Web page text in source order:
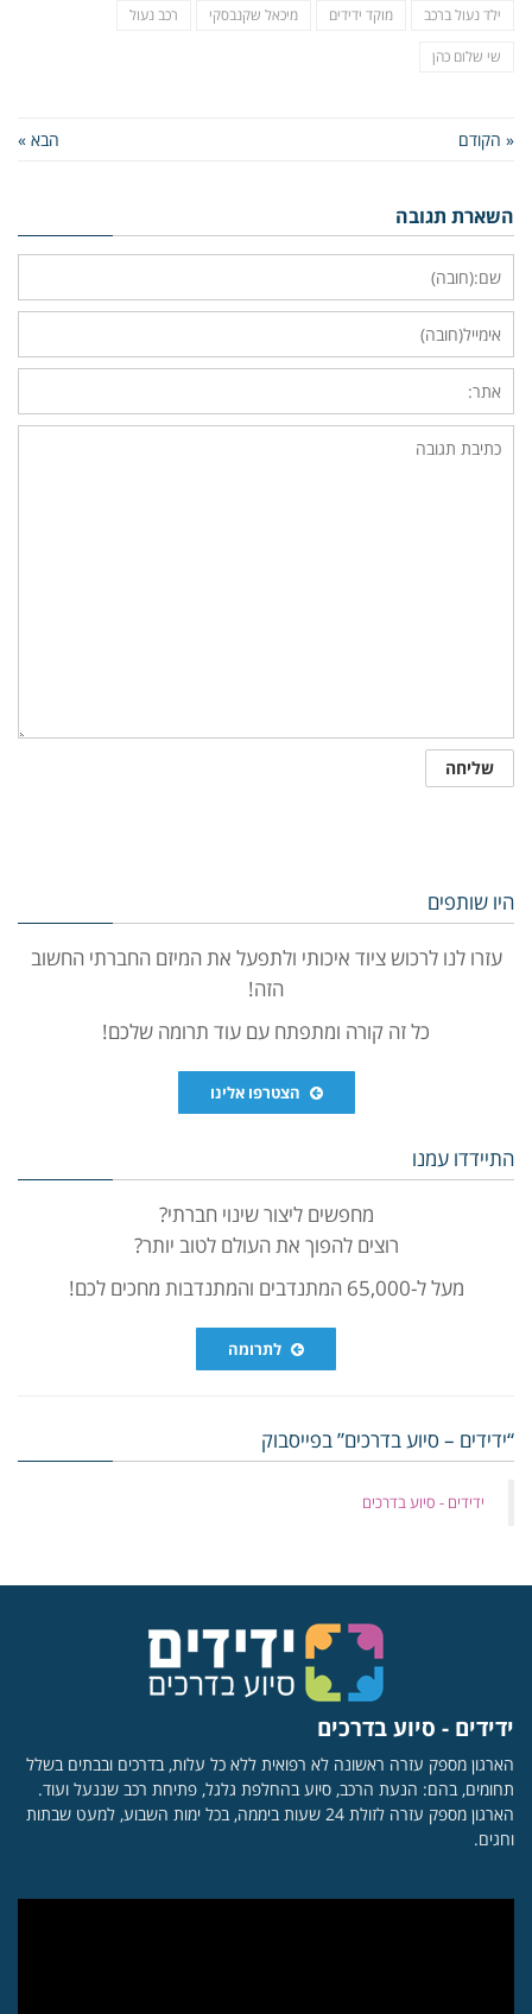
ילד נעול ברכב מוקד ידידים מיכאל שקנבסקי רכב נעול
שי שלום כהן
« הקודם הבא »
השארת תגובה
היו שותפים
עזרו לנו לרכוש ציוד איכותי ולתפעל את המיזם החברתי החשוב
הזה!
כל זה קורה ומתפתח עם עוד תרומה שלכם!
הצטרפו אלינו
התיידדו עמנו
מחפשים ליצור שינוי חברתי?
רוצים להפוך את העולם לטוב יותר?
מעל ל-65,000 המתנדבים והמתנדבות מחכים לכם!
לתרומה
“ידידים – סיוע בדרכים” בפייסבוק
‏ידידים - סיוע בדרכים
ידידים - סיוע בדרכים
הארגון מספק עזרה ראשונה לא רפואית ללא כל עלות, בדרכים ובבתים בשלל
תחומים, בהם: הנעת הרכב, סיוע בהחלפת גלגל, פתיחת רכב שננעל ועוד.
הארגון מספק עזרה לזולת 24 שעות ביממה, בכל ימות השבוע, למעט שבתות
וחגים.